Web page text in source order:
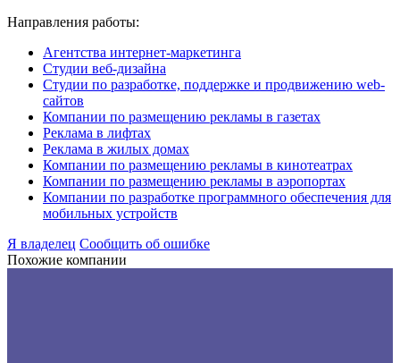
Направления работы:
Агентства интернет-маркетинга
Студии веб-дизайна
Студии по разработке, поддержке и продвижению web-
сайтов
Компании по размещению рекламы в газетах
Реклама в лифтах
Реклама в жилых домах
Компании по размещению рекламы в кинотеатрах
Компании по размещению рекламы в аэропортах
Компании по разработке программного обеспечения для
мобильных устройств
Я владелец Сообщить об ошибке
Похожие компании